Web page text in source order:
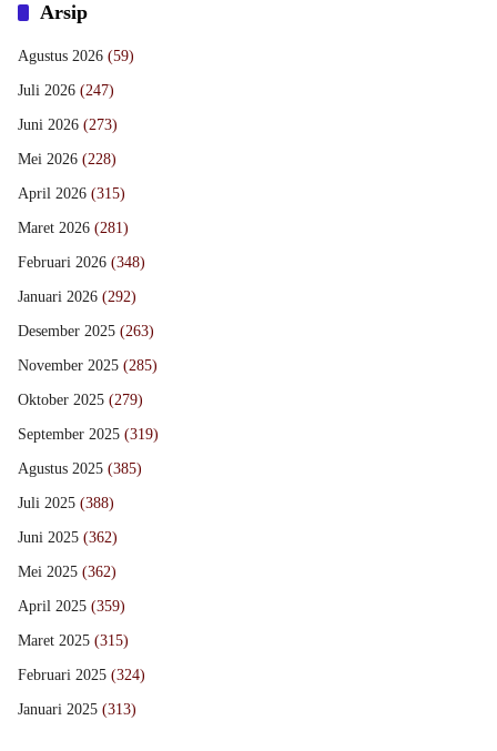
Arsip
Agustus 2026 (59)
Juli 2026 (247)
Juni 2026 (273)
Mei 2026 (228)
April 2026 (315)
Maret 2026 (281)
Februari 2026 (348)
Januari 2026 (292)
Desember 2025 (263)
November 2025 (285)
Oktober 2025 (279)
September 2025 (319)
Agustus 2025 (385)
Juli 2025 (388)
Juni 2025 (362)
Mei 2025 (362)
April 2025 (359)
Maret 2025 (315)
Februari 2025 (324)
Januari 2025 (313)